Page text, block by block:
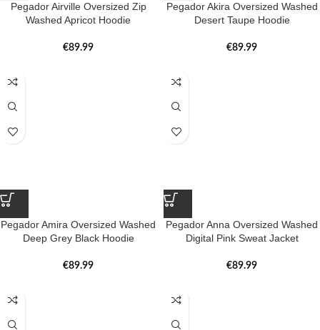
Pegador Airville Oversized Zip
Washed Apricot Hoodie
€89.99
Pegador Akira Oversized Washed
Desert Taupe Hoodie
€89.99
Pegador Amira Oversized Washed
Deep Grey Black Hoodie
€89.99
Pegador Anna Oversized Washed
Digital Pink Sweat Jacket
€89.99